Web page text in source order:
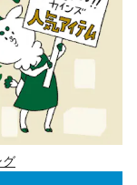
グ